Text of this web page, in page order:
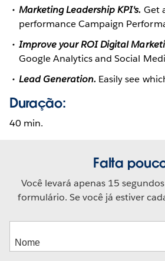
Marketing Leadership KPI's. Get
performance Campaign
Improve your ROI Digital
Google Analytics and Social
Lead Generation. Easily see
Duração:
40 min.
Falta
Você levará apenas 15
formulário. Se você já estiver